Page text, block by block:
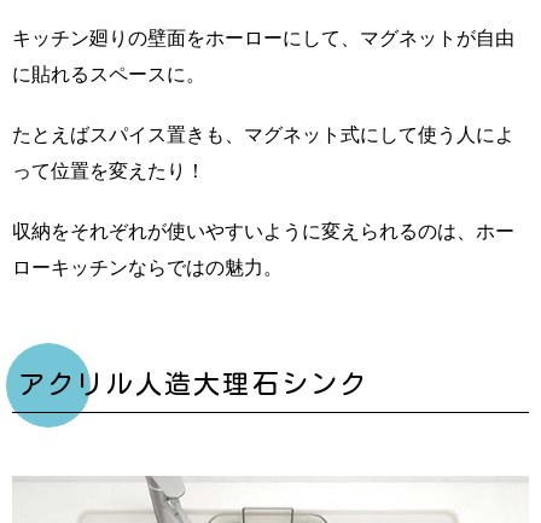
キッチン廻りの壁面をホーローにして、マグネットが自由
に貼れるスペースに。
たとえばスパイス置きも、マグネット式にして使う人によ
って位置を変えたり！
収納をそれぞれが使いやすいように変えられるのは、ホー
ローキッチンならではの魅力。
アクリル人造大理石シンク